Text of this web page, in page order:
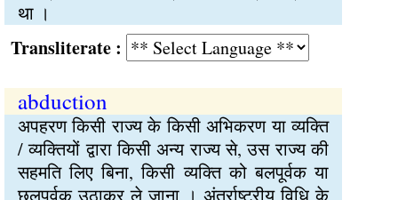
था ।
:
abduction
अपहरण किसी राज्य के किसी अभिकरण या व्यक्ति
/ व्यक्तियों द्वारा किसी अन्य राज्य से, उस राज्य की
सहमति लिए बिना, किसी व्यक्ति को बलपूर्वक या
छलपूर्वक उठाकर ले जाना । अंतर्राष्ट्रीय विधि के